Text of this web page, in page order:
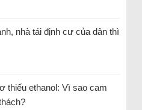
nhà tái định cư của dân thì
thiếu ethanol: Vì sao cam